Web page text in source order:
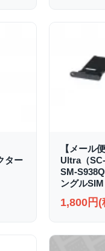
ター
【メール
Ultra（
SM-
ングル
1,800円(